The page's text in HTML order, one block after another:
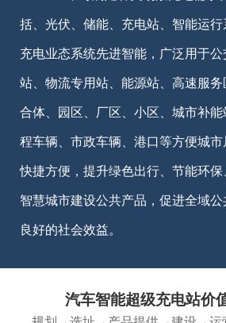
括、光伏、储能、充电站、智能运
充电业态系统先进智能，广泛用于
站、物流专用站、能源站、高速服
合体、园区、厂区、小区、城市补
程车辆、市政车辆、港口等方便城
快捷方便，提升绿色出行、节能环
智慧城市建设公共产品，促进全域
良好的社会效益。
汽车智能超级充电站价